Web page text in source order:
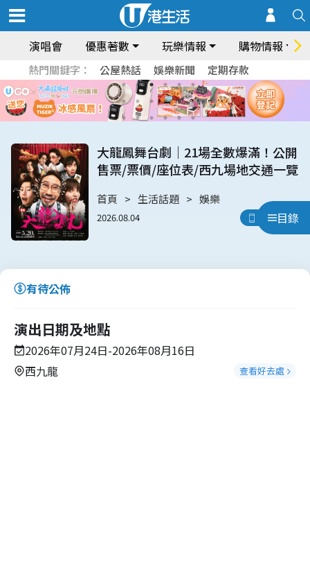
演唱會 優惠著數 玩樂情報 購物情報
熱門關鍵字： 公屋熱話 娛樂新聞 定期存款
目錄
大龍鳳舞台劇｜21場全數爆滿！公開
售票/票價/座位表/西九場地交通一覽
首頁 生活話題 娛樂
2026.08.04 用App睇
有待公佈
演出日期及地點
2026年07月24日-2026年08月16日
西九龍
查看好去處